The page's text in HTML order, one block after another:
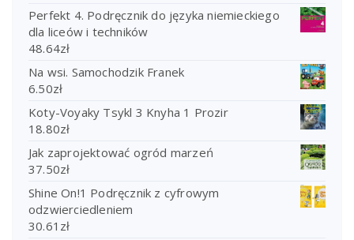
Perfekt 4. Podręcznik do języka niemieckiego
dla liceów i techników
48.64zł
Na wsi. Samochodzik Franek
6.50zł
Koty-Voyaky Tsykl 3 Knyha 1 Prozir
18.80zł
Jak zaprojektować ogród marzeń
37.50zł
Shine On!1 Podręcznik z cyfrowym
odzwierciedleniem
30.61 zł